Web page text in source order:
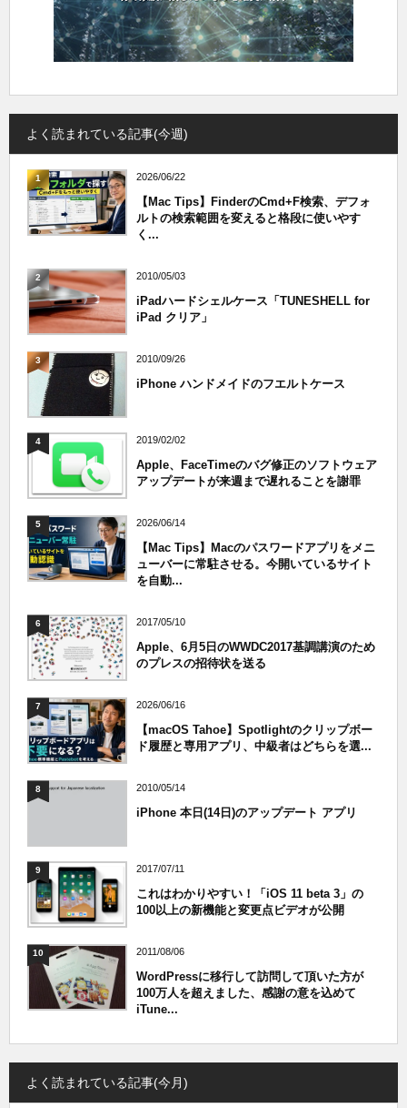
よく読まれている記事(今週)
1 2026/06/22
【Mac Tips】FinderのCmd+F検索、デフォ
ルトの検索範囲を変えると格段に使いやす
く...
2 2010/05/03
iPadハードシェルケース「TUNESHELL for
iPad クリア」
3 2010/09/26
iPhone ハンドメイドのフエルトケース
4 2019/02/02
Apple、FaceTimeのバグ修正のソフトウェア
アップデートが来週まで遅れることを謝罪
5 2026/06/14
【Mac Tips】Macのパスワードアプリをメニ
ューバーに常駐させる。今開いているサイト
を自動...
6 2017/05/10
Apple、6月5日のWWDC2017基調講演のため
のプレスの招待状を送る
7 2026/06/16
【macOS Tahoe】Spotlightのクリップボー
ド履歴と専用アプリ、中級者はどちらを選...
8 2010/05/14
iPhone 本日(14日)のアップデート アプリ
9 2017/07/11
これはわかりやすい！「iOS 11 beta 3」の
100以上の新機能と変更点ビデオが公開
10 2011/08/06
WordPressに移行して訪問して頂いた方が
100万人を超えました、感謝の意を込めて
iTune...
よく読まれている記事(今月)